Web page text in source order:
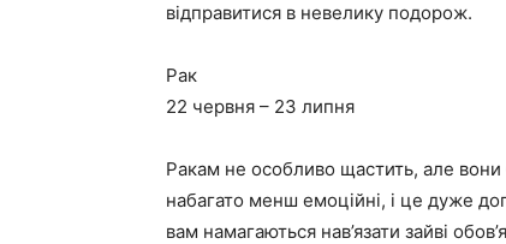
відправитися в невелику подорож.
Рак
22 червня – 23 липня
Ракам не особливо щастить, але
набагато менш емоційні, і це дуже
вам намагаються нав’язати зайві